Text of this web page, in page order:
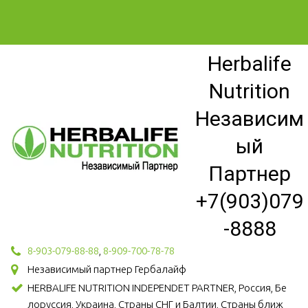
Herbalife
Nutrition
Независим
ый
Партнер
+7(903)079
-8888
8-903-079-88-88 8-909-700-78-78
Независимый партнер Гербалайф
HERBALIFE NUTRITION INDEPENDET PARTNER, Россия, Бе
лоруссия, Украина, Страны СНГ и Балтии, Страны ближ